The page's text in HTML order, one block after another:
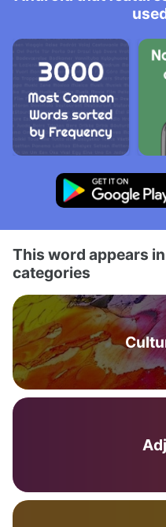
This word appears
categories